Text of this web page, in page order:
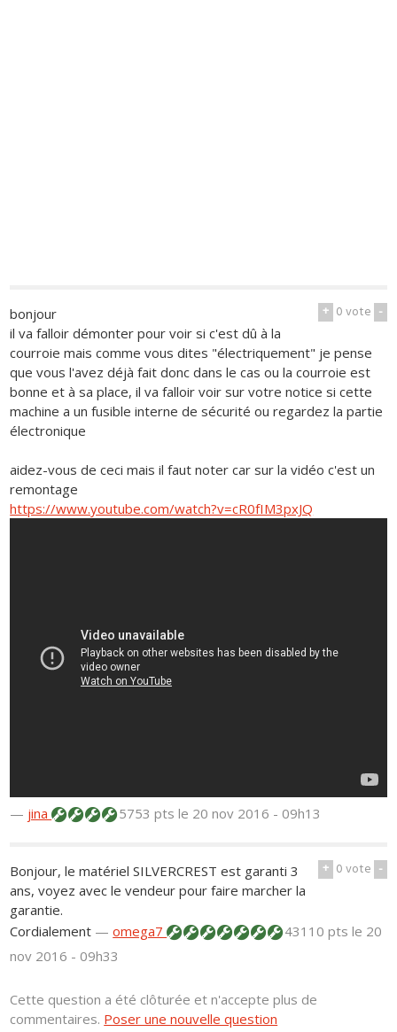
+ 0vote -
bonjour
il va falloir démonter pour voir si c'est dû à la
courroie mais comme vous dites "électriquement" je pense
que vous l'avez déjà fait donc dans le cas ou la courroie est
bonne et à sa place, il va falloir voir sur votre notice si cette
machine a un fusible interne de sécurité ou regardez la partie
électronique
aidez-vous de ceci mais il faut noter car sur la vidéo c'est un
remontage
https://www.youtube.com/watch?v=cR0fIM3pxJQ
— jina 5753 ptsle 20 nov 2016 - 09h13
+ 0vote -
Bonjour, le matériel SILVERCREST est garanti 3
ans, voyez avec le vendeur pour faire marcher la
garantie.
Cordialement —omega7 43110 ptsle 20
nov 2016 - 09h33
Cette question a été clôturée et n'accepte plus de
commentaires. Poser une nouvelle question